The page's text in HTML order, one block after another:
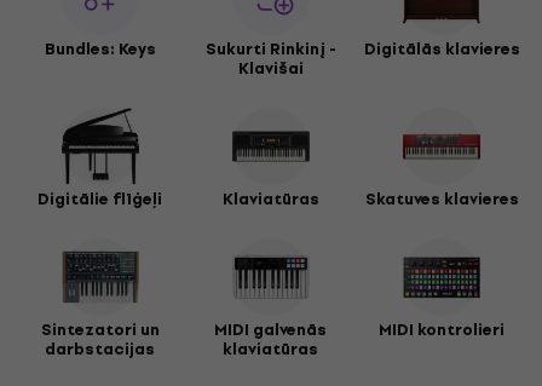
Bundles: Keys Sukurti Rinkinį -
Klavišai
Digitālās klavieres
Digitālie flīģeļi Klaviatūras Skatuves klavieres
Sintezatori un
darbstacijas
MIDI galvenās
klaviatūras
MIDI kontrolieri